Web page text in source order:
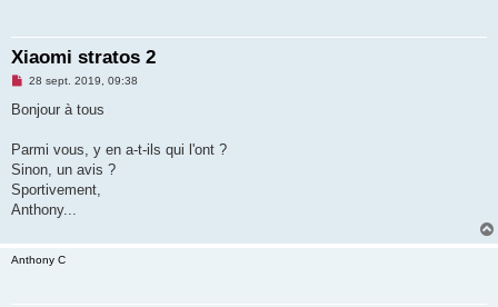
Xiaomi stratos 2
M
s
g
n
o
l
28 sept. 2019, 09:38
Bonjour à tous
Parmi vous, y en a-t-ils qui l'ont ?
Sinon, un avis ?
Sportivement,
Anthony...
Anthony C